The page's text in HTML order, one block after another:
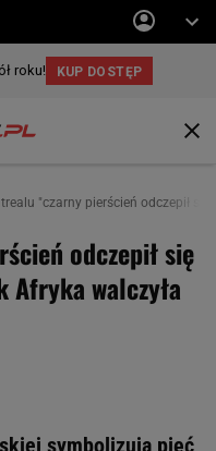
"czarny pierścień odczepił
odczepił się
walczyła
symbolizują pięć